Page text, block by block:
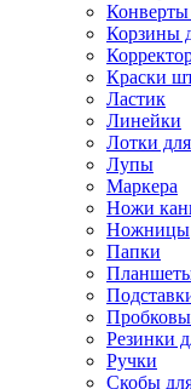
Корзины
Краски
Ластик
Линейки
Лотки
Лупы
Маркера
Ножи
Ножницы
Папки
Резинки
Ручки
Скобы